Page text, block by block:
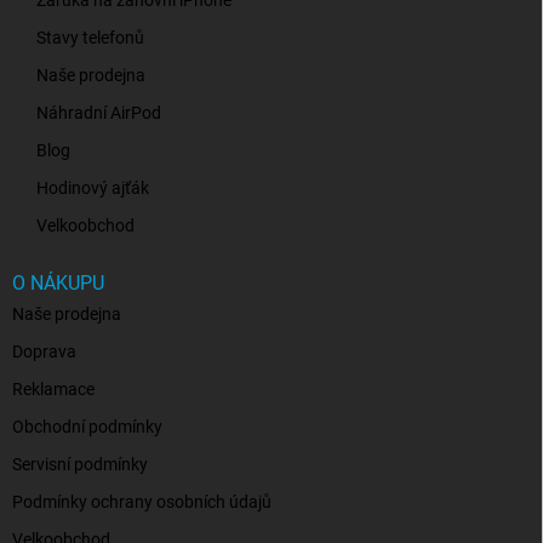
Stavy telefonů
Naše prodejna
Náhradní AirPod
Blog
Hodinový ajťák
Velkoobchod
O NÁKUPU
Naše prodejna
Doprava
Reklamace
Obchodní podmínky
Servisní podmínky
Podmínky ochrany osobních údajů